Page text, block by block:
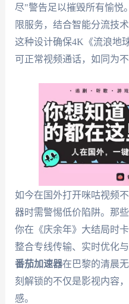
尽"警告足以摧毁所有愉悦。
限服务，结合智能分流技
这种设计确保4K《流浪地
可正常视频通话，如同为
如今在国外打开咪咕视频
器时需警惕低价陷阱。那
你在《庆余年》大结局时
整合专线传输、实时优化
番茄加速器在巴黎的清晨
刻解锁的不仅是影视内容
感。